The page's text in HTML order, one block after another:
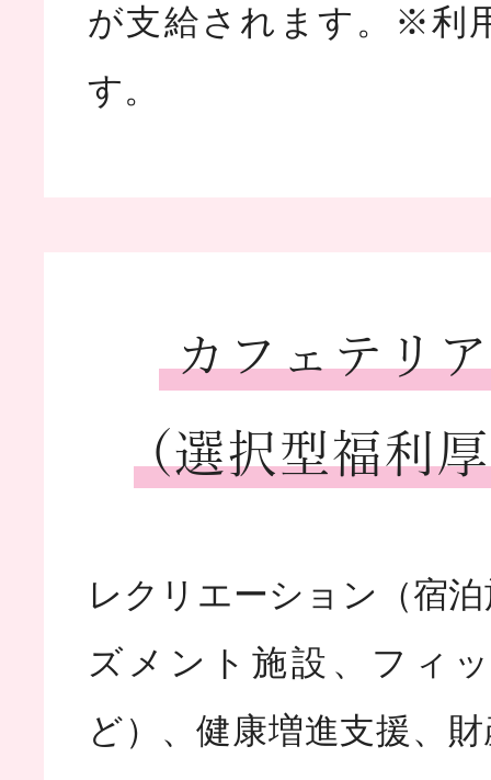
が支給されます。※利
す。
カフェテリ
(選択型福利
レクリエーション（宿
ズメント施設、フィ
ど）、健康増進支援、